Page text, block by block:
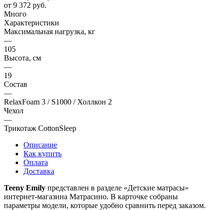
от 9 372 руб.
Много
Характеристики
Максимальная нагрузка, кг
—
105
Высота, см
—
19
Состав
—
RelaxFoam 3 / S1000 / Холлкон 2
Чехол
—
Трикотаж CottonSleep
Описание
Как купить
Оплата
Доставка
Teeny Emily представлен в разделе «Детские матрасы»
интернет-магазина Матрасино. В карточке собраны
параметры модели, которые удобно сравнить перед заказом.